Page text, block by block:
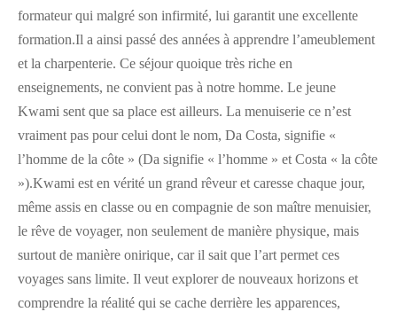
formateur qui malgré son infirmité, lui garantit une excellente
formation.Il a ainsi passé des années à apprendre l’ameublement
et la charpenterie. Ce séjour quoique très riche en
enseignements, ne convient pas à notre homme. Le jeune
Kwami sent que sa place est ailleurs. La menuiserie ce n’est
vraiment pas pour celui dont le nom, Da Costa, signifie «
l’homme de la côte » (Da signifie « l’homme » et Costa « la côte
»).Kwami est en vérité un grand rêveur et caresse chaque jour,
même assis en classe ou en compagnie de son maître menuisier,
le rêve de voyager, non seulement de manière physique, mais
surtout de manière onirique, car il sait que l’art permet ces
voyages sans limite. Il veut explorer de nouveaux horizons et
comprendre la réalité qui se cache derrière les apparences,